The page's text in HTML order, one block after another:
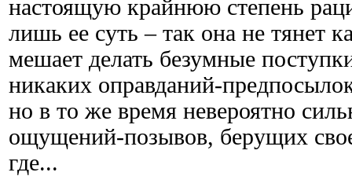
настоящую крайнюю степень
лишь ее суть – так она не тянет
мешает делать безумные
никаких оправданий-
но в то же время невероятно
ощущений-позывов, берущих
где...